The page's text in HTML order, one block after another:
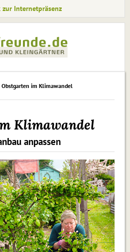
zur Internetpräsenz
Obstgarten im Klimawandel
Klimawandel
anpassen